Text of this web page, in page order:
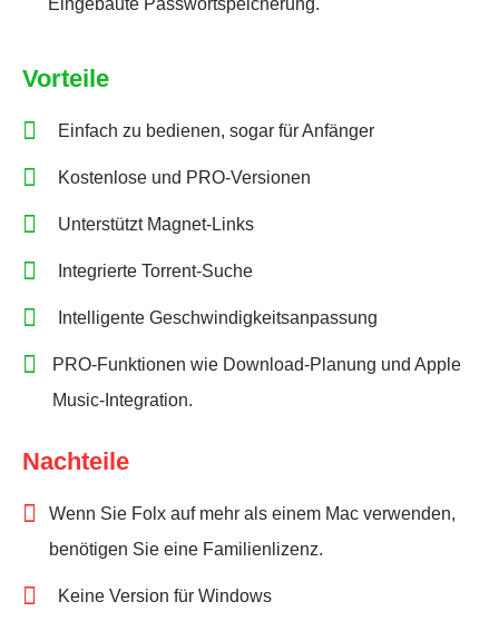
Vorteile
Einfach zu bedienen, sogar für Anfänger
Kostenlose und PRO-Versionen
Unterstützt Magnet-Links
Integrierte Torrent-Suche
Intelligente Geschwindigkeitsanpassung
PRO-Funktionen wie Download-Planung und Apple
Music-Integration.
Nachteile
Wenn Sie Folx auf mehr als einem Mac verwenden,
benötigen Sie eine Familienlizenz.
Keine Version für Windows